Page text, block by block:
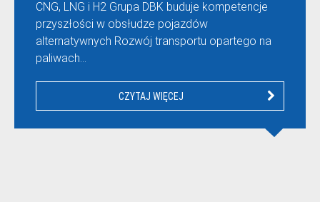
CNG, LNG i H2 Grupa DBK buduje kompetencje
przyszłości w obsłudze pojazdów
alternatywnych Rozwój transportu opartego na
paliwach…
CZYTAJ WIĘCEJ